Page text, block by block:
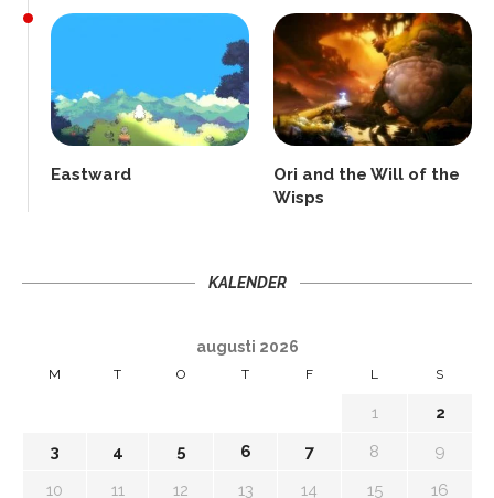
Eastward
Ori and the Will of the
Wisps
KALENDER
augusti 2026
M T O T F L S
1
2
3
4 5 6 7 8
9
10
11 12 13 14 15
16